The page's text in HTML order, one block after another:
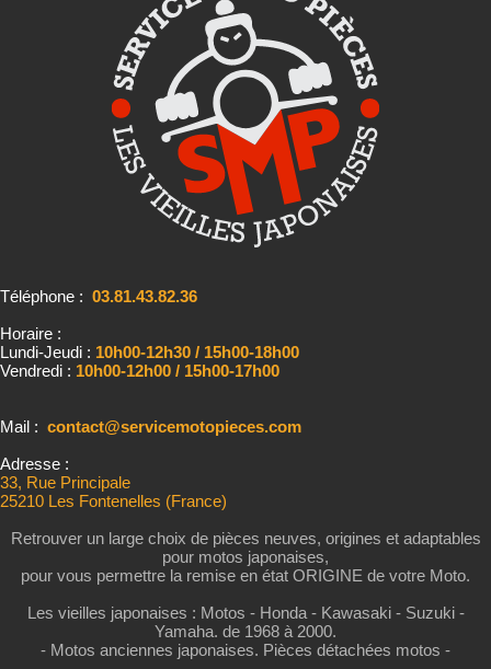
Téléphone : 03.81.43.82.36
Horaire :
Lundi-Jeudi : 10h00-12h30 / 15h00-18h00
Vendredi : 10h00-12h00 / 15h00-17h00
Mail : contact@servicemotopieces.com
Adresse :
33, Rue Principale
25210 Les Fontenelles (France)
Retrouver un large choix de pièces neuves, origines et adaptables
pour motos japonaises,
pour vous permettre la remise en état ORIGINE de votre Moto.
Les vieilles japonaises : Motos - Honda - Kawasaki - Suzuki -
Yamaha. de 1968 à 2000.
- Motos anciennes japonaises. Pièces détachées motos -